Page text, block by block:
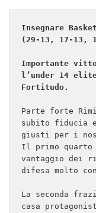
Insegnare
(29-13, 17-13,
Importante
l’under 14
Fortitudo.
Parte forte
subito fiducia
giusti per i
Il primo
vantaggio dei
difesa molto
La seconda
casa